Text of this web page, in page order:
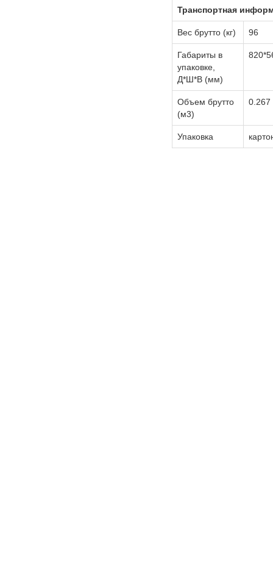
Транспортная
Вес брутто (кг) 96
Габариты в
упаковке,
Д*Ш*В (мм)
Объем брутто
(м3)
0.267
Упаковка